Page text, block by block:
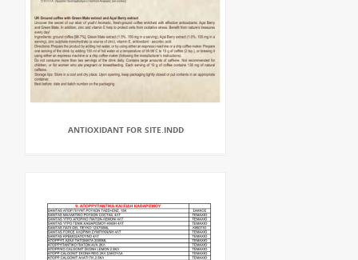
ANTIOXIDANT FOR SITE.INDD